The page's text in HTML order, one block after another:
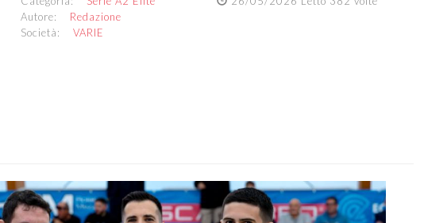
Autore: Redazione
Società: VARIE